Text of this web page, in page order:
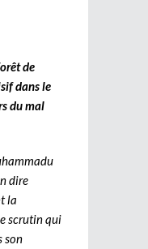
de
dans le
du mal
dire
la
scrutin qui
son